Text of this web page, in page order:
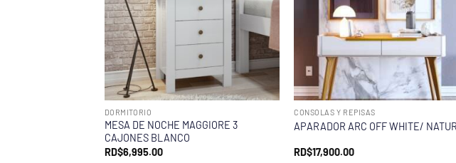
DORMITORIO
MESA DE NOCHE MAGGIORE 3
CAJONES BLANCO
RD$6,995.00
CONSOLAS Y REPISAS
APARADOR ARC OFF WHITE/
RD$17,900.00